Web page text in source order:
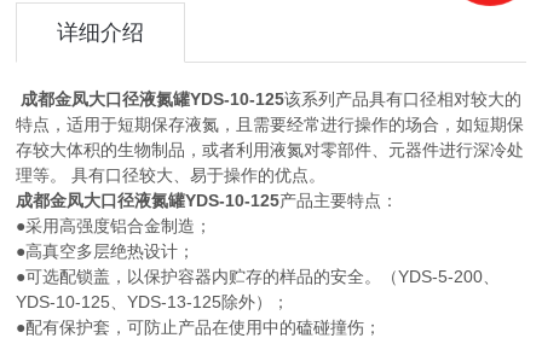
详细介绍
成都金凤大口径液氮罐YDS-10-125该系列产品具有口径相对较大的
特点，适用于短期保存液氮，且需要经常进行操作的场合，如短期保
存较大体积的生物制品，或者利用液氮对零部件、元器件进行深冷处
理等。 具有口径较大、易于操作的优点。
成都金凤大口径液氮罐YDS-10-125产品主要特点：
●采用高强度铝合金制造；
●高真空多层绝热设计；
●可选配锁盖，以保护容器内贮存的样品的安全。（YDS-5-200、
YDS-10-125、YDS-13-125除外）；
●配有保护套，可防止产品在使用中的磕碰撞伤；